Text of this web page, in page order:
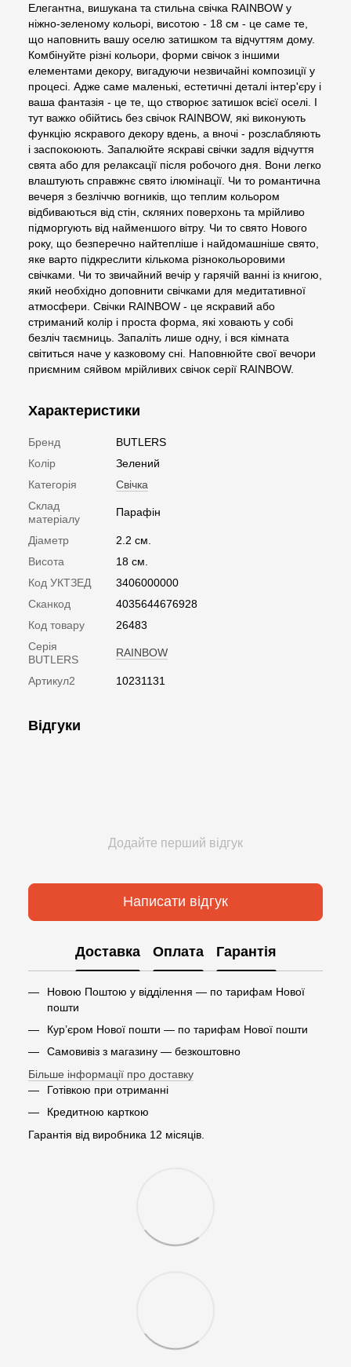
Елегантна, вишукана та стильна свічка RAINBOW у
ніжно-зеленому кольорі, висотою - 18 см - це саме те,
що наповнить вашу оселю затишком та відчуттям дому.
Комбінуйте різні кольори, форми свічок з іншими
елементами декору, вигадуючи незвичайні композиції у
процесі. Адже саме маленькі, естетичні деталі інтер'єру і
ваша фантазія - це те, що створює затишок всієї оселі. І
тут важко обійтись без свічок RAINBOW, які виконують
функцію яскравого декору вдень, а вночі - розслабляють
і заспокоюють. Запалюйте яскраві свічки задля відчуття
свята або для релаксації після робочого дня. Вони легко
влаштують справжнє свято ілюмінації. Чи то романтична
вечеря з безліччю вогників, що теплим кольором
відбиваються від стін, скляних поверхонь та мрійливо
підморгують від найменшого вітру. Чи то свято Нового
року, що безперечно найтепліше і найдомашніше свято,
яке варто підкреслити кількома різнокольоровими
свічками. Чи то звичайний вечір у гарячій ванні із книгою,
який необхідно доповнити свічками для медитативної
атмосфери. Свічки RAINBOW - це яскравий або
стриманий колір і проста форма, які ховають у собі
безліч таємниць. Запаліть лише одну, і вся кімната
світиться наче у казковому сні. Наповнюйте свої вечори
приємним сяйвом мрійливих свічок серії RAINBOW.
Характеристики
Бренд
BUTLERS
Колір
Зелений
Категорія
Свічка
Склад
матеріалу
Парафін
Діаметр
2.2 см.
Висота
18 см.
Код УКТЗЕД
3406000000
Сканкод
4035644676928
Код товару
26483
Серія
BUTLERS
RAINBOW
Артикул2 10231131
Відгуки
Додайте перший відгук
Написати відгук
Доставка Оплата Гарантія
Новою Поштою у відділення — по тарифам Нової
пошти
Кур’єром Нової пошти — по тарифам Нової пошти
Самовивіз з магазину — безкоштовно
Більше інформації про доставку
Готівкою при отриманні
Кредитною карткою
Гарантія від виробника 12 місяців.